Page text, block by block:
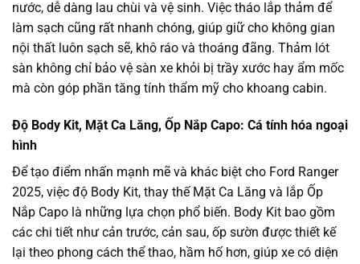
nước, dễ dàng lau chùi và vệ sinh. Việc tháo lắp thảm để
làm sạch cũng rất nhanh chóng, giúp giữ cho không gian
nội thất luôn sạch sẽ, khô ráo và thoáng đãng. Thảm lót
sàn không chỉ bảo vệ sàn xe khỏi bị trầy xước hay ẩm mốc
mà còn góp phần tăng tính thẩm mỹ cho khoang cabin.
Độ Body Kit, Mặt Ca Lăng, Ốp Nắp Capo: Cá tính hóa ngoại
hình
Để tạo điểm nhấn mạnh mẽ và khác biệt cho Ford Ranger
2025, việc độ Body Kit, thay thế Mặt Ca Lăng và lắp Ốp
Nắp Capo là những lựa chọn phổ biến. Body Kit bao gồm
các chi tiết như cản trước, cản sau, ốp sườn được thiết kế
lại theo phong cách thể thao, hầm hố hơn, giúp xe có diện